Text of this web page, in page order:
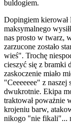
buldogiem.
Dopingiem kierował
maksymalnego
nas prosto w twarz,
zarzucone zostało
wieś". Trochę
cieszyć się z bramki
zaskoczenie miało
"Ceeeeeee" z
dwukrotnie. Ekipa
traktował poważnie
krojeniu barw,
nikogo "nie fikali"...